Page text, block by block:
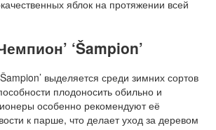
яблок на протяжении всей
‘Šampion’
выделяется среди зимних сортов
плодоносить обильно и
особенно рекомендуют её
к парше, что делает уход за деревом